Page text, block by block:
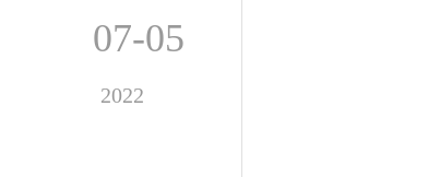
07-05
2022